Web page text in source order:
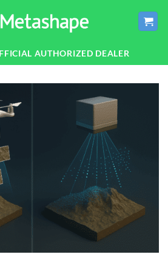
AUTHORIZED DEALER